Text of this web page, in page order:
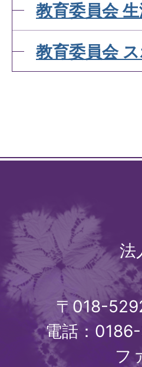
教育委員会
教育委員会
法
〒018-
電話：
フ